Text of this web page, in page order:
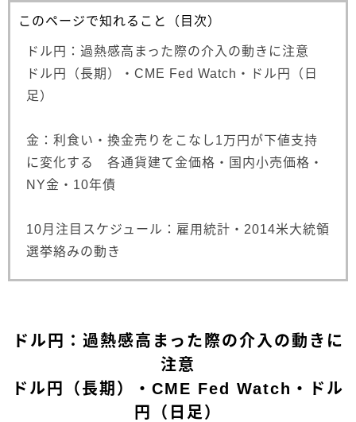
このページで知れること（目次）
ドル円：過熱感高まった際の介入の動きに注意
ドル円（長期）・CME Fed Watch・ドル円（日
足）
金：利食い・換金売りをこなし1万円が下値支持
に変化する 各通貨建て金価格・国内小売価格・
NY金・10年債
10月注目スケジュール：雇用統計・2014米大統領
選挙絡みの動き
ドル円：過熱感高まった際の介入の動きに
注意
ドル円（長期）・CME Fed Watch・ドル
円（日足）